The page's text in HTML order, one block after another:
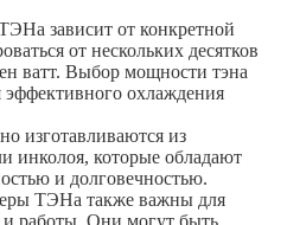
зависит от конкретной
от нескольких десятков
ватт. Выбор мощности тэна
эффективного охлаждения
изготавливаются из
инколоя, которые обладают
и долговечностью.
ТЭНа также важны для
и работы. Они могут быть